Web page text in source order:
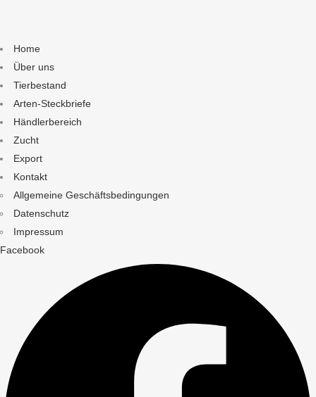
Home
Über uns
Tierbestand
Arten-Steckbriefe
Händlerbereich
Zucht
Export
Kontakt
Allgemeine Geschäftsbedingungen
Datenschutz
Impressum
Facebook